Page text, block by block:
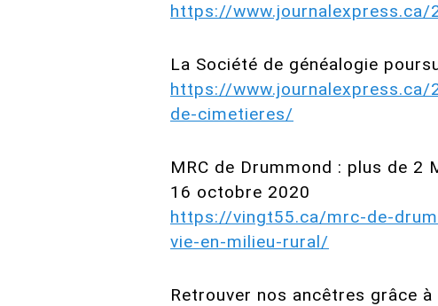
https://
La Société de généalogie
https://
de-cimetieres/
MRC de Drummond : plus de 2
16 octobre 2020
https://vingt55.ca/mrc-de-
vie-en-milieu-rural/
Retrouver nos ancêtres grâce